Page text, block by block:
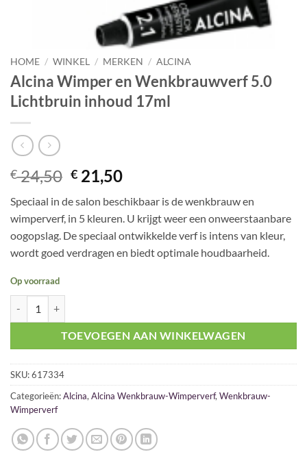
HOME / WINKEL / MERKEN / ALCINA
Alcina Wimper en Wenkbrauwverf 5.0
Lichtbruin inhoud 17ml
€24,50 Oorspronkelijke
prijs
was:
€ 24,50.
€ 21,50Huidige
is:
€ 21,50.
Speciaal in de salon beschikbaar is de wenkbrauw en
wimperverf, in 5 kleuren. U krijgt weer een onweerstaanbare
oogopslag. De speciaal ontwikkelde verf is intens van kleur,
wordt goed verdragen en biedt optimale houdbaarheid.
Op voorraad
TOEVOEGEN AAN WINKELWAGEN
SKU:617334
Categorieën:Alcina, Alcina Wenkbrauw-Wimperverf, Wenkbrauw-
Wimperverf